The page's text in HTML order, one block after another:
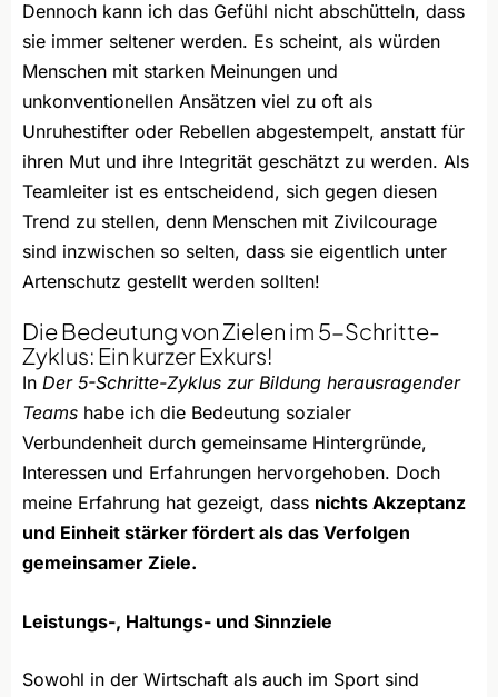
Dennoch kann ich das Gefühl nicht abschütteln, dass
sie immer seltener werden. Es scheint, als würden
Menschen mit starken Meinungen und
unkonventionellen Ansätzen viel zu oft als
Unruhestifter oder Rebellen abgestempelt, anstatt für
ihren Mut und ihre Integrität geschätzt zu werden. Als
Teamleiter ist es entscheidend, sich gegen diesen
Trend zu stellen, denn Menschen mit Zivilcourage
sind inzwischen so selten, dass sie eigentlich unter
Artenschutz gestellt werden sollten!
Die Bedeutung von Zielen im 5-Schritte-
Zyklus: Ein kurzer Exkurs!
In Der 5-Schritte-Zyklus zur Bildung herausragender
Teams habe ich die Bedeutung sozialer
Verbundenheit durch gemeinsame Hintergründe,
Interessen und Erfahrungen hervorgehoben. Doch
meine Erfahrung hat gezeigt, dass nichts Akzeptanz
und Einheit stärker fördert als das Verfolgen
gemeinsamer Ziele.
Leistungs-, Haltungs- und Sinnziele
Sowohl in der Wirtschaft als auch im Sport sind